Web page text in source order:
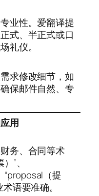
业性。爱翻译提
式、半正式或口
礼仪。
求修改细节，如
保邮件自然、专
用
务、合同等术
”、
“proposal（提
语要准确。